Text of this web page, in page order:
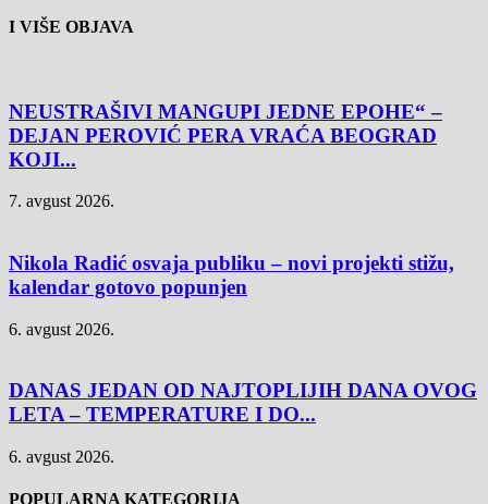
I VIŠE OBJAVA
NEUSTRAŠIVI MANGUPI JEDNE EPOHE“ –
DEJAN PEROVIĆ PERA VRAĆA BEOGRAD
KOJI...
7. avgust 2026.
Nikola Radić osvaja publiku – novi projekti stižu,
kalendar gotovo popunjen
6. avgust 2026.
DANAS JEDAN OD NAJTOPLIJIH DANA OVOG
LETA – TEMPERATURE I DO...
6. avgust 2026.
POPULARNA KATEGORIJA